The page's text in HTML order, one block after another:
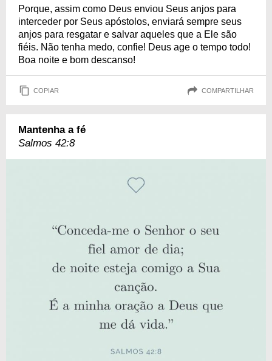
Porque, assim como Deus enviou Seus anjos para
interceder por Seus apóstolos, enviará sempre seus
anjos para resgatar e salvar aqueles que a Ele são
fiéis. Não tenha medo, confie! Deus age o tempo todo!
Boa noite e bom descanso!
COPIAR COMPARTILHAR
Mantenha a fé
Salmos 42:8